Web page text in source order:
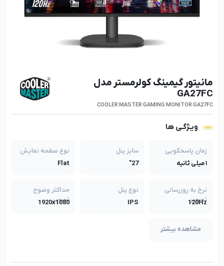
مانیتور گیمینگ کولرمستر مدل
GA27FC
COOLER MASTER GAMING MONITOR GA27FC
ویـژگـی ها
زمان پاسخگویی
۱ میلی ثانیه
سایز پنل
27"
نوع صفحه نمایش
Flat
نرخ به روزرسانی
تصویر
120Hz
نوع پنل
IPS
حداکثر وضوح
تصویر
1920x1080
مشاهده بیشتر